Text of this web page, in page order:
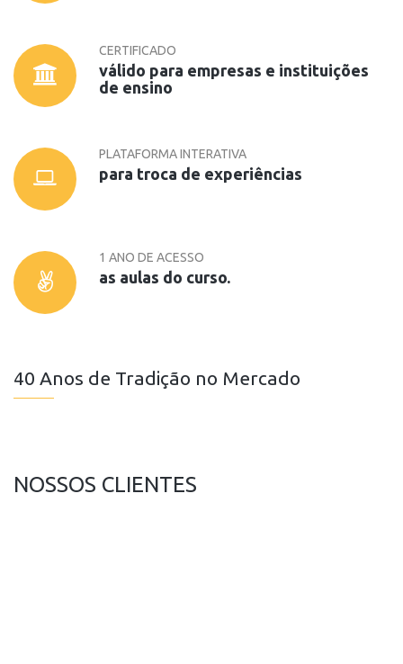
CERTIFICADO
válido para empresas e instituições
de ensino
PLATAFORMA INTERATIVA
para troca de experiências
1 ANO DE ACESSO
as aulas do curso.
40 Anos de Tradição no Mercado
NOSSOS CLIENTES